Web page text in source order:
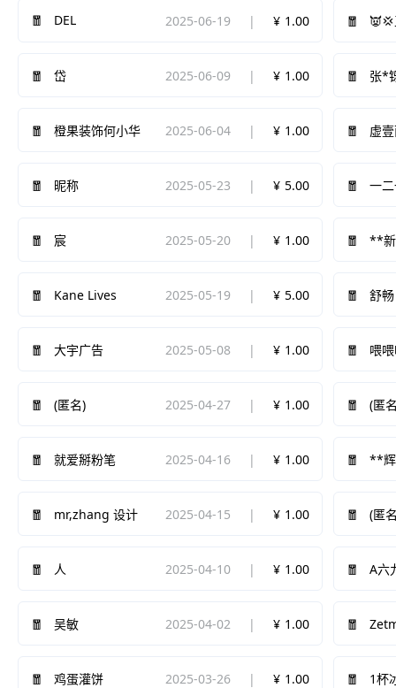
DEL 2025-06-19 1.00
岱 2025-06-09 1.00 张*
橙果装饰何小华 2025-06-04 1.00 虚
昵称 2025-05-23 5.00 一
宸 2025-05-20 1.00 **新
Kane Lives 2025-05-19 5.00 舒畅
大宇广告 2025-05-08 1.00 喂
(匿名) 2025-04-27 1.00 (匿
就爱掰粉笔 2025-04-16 1.00 **辉
mr,zhang 设计 2025-04-15 1.00 (匿
人 2025-04-10 1.00 A六
吴敏 2025-04-02 1.00
鸡蛋灌饼 2025-03-26 1.00 1杯